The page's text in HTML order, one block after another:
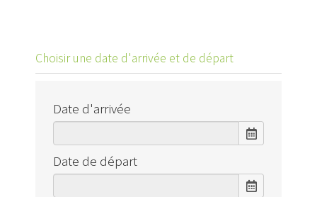
Choisir une date d'arrivée et de départ
Date d'arrivée
Date de départ